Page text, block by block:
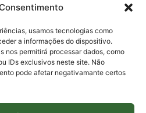
usamos tecnologias como
a informações do dispositivo.
nos permitirá processar dados, como
IDs exclusivos neste site. Não
pode afetar negativamante certos
à Pesquisa
à Inovação
à Bolsas
à Prestação de Contas
à Plataforma